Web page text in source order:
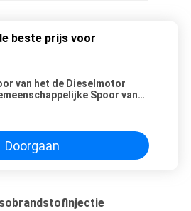
beste prijs voor
van het de Dieselmotor
Spoor van
8-97313862-0
Doorgaan